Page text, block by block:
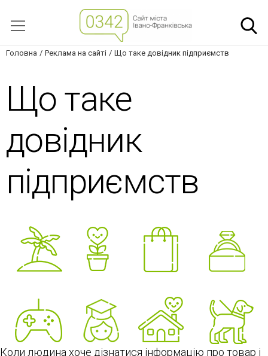
Головна Реклама на сайті Що таке довідник підприємств
Що таке
довідник
підприємств
Коли людина хоче дізнатися інформацію про товар і